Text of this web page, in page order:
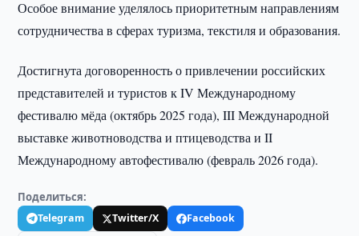
Особое внимание уделялось приоритетным направлениям
сотрудничества в сферах туризма, текстиля и образования.
Достигнута договоренность о привлечении российских
представителей и туристов к IV Международному
фестивалю мёда (октябрь 2025 года), III Международной
выставке животноводства и птицеводства и II
Международному автофестивалю (февраль 2026 года).
Поделиться:
Telegram Twitter/X
Facebook